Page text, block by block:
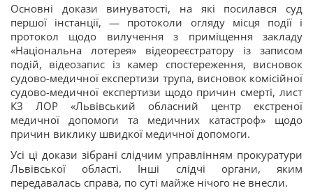
Основні докази винуватості, на які посилався суд
першої інстанції, — протоколи огляду місця події і
протокол щодо вилучення з приміщення закладу
«Національна лотерея» відеореєстратору із записом
подій, відеозапис із камер спостереження, висновок
судово-медичної експертизи трупа, висновок комісійної
судово-медичної експертизи щодо причин смерті, лист
КЗ ЛОР «Львівський обласний центр екстреної
медичної допомоги та медичних катастроф» щодо
причин виклику швидкої медичної допомоги.
Усі ці докази зібрані слідчим управлінням прокуратури
Львівської області. Інші слідчі органи, яким
передавалась справа, по суті майже нічого не внесли.